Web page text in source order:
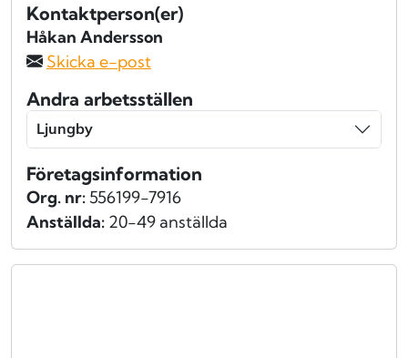
Kontaktperson(er)
Håkan Andersson
Skicka e-post
Andra arbetsställen
Ljungby
Företagsinformation
Org. nr: 556199-7916
Anställda: 20-49 anställda